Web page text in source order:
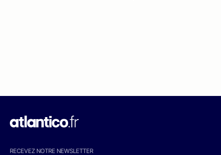
RECEVEZ NOTRE NEWSLETTER